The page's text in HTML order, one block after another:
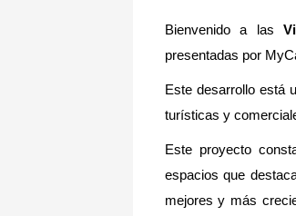
Bienvenido a las
presentadas por
Este desarrollo está
turísticas y
Este proyecto
espacios que
mejores y más